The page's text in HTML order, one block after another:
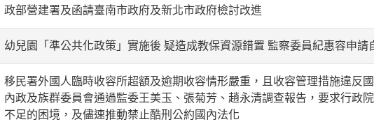
政部營建署及函請臺南市政府及新北市政府檢討改進
幼兒園「準公共化政策」實施後 疑造成教保資源錯置 監察委員紀惠容申請
移民署外國人臨時收容所超額及逾期收容情形嚴重，且收容管理措施違反
內政及族群委員會通過監委王美玉、張菊芳、趙永清調查報告，要求行政
不足的困境，及儘速推動禁止酷刑公約國內法化